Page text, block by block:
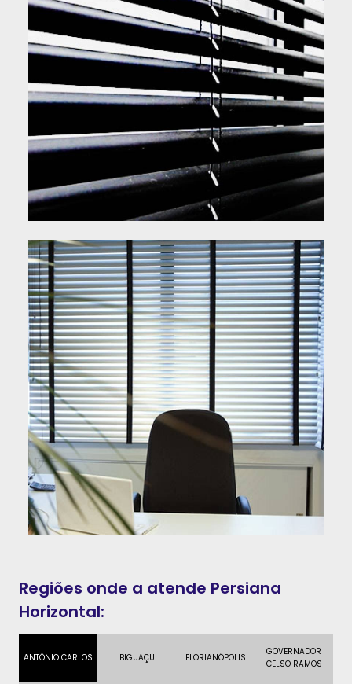
Regiões onde a atende Persiana
Horizontal:
ANTÔNIO CARLOS BIGUAÇU FLORIANÓPOLIS
GOVERNADOR
CELSO RAMOS